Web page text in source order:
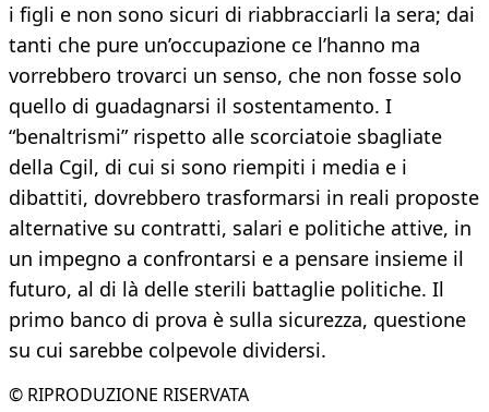
i figli e non sono sicuri di riabbracciarli la sera; dai
tanti che pure un’occupazione ce l’hanno ma
vorrebbero trovarci un senso, che non fosse solo
quello di guadagnarsi il sostentamento. I
“benaltrismi” rispetto alle scorciatoie sbagliate
della Cgil, di cui si sono riempiti i media e i
dibattiti, dovrebbero trasformarsi in reali proposte
alternative su contratti, salari e politiche attive, in
un impegno a confrontarsi e a pensare insieme il
futuro, al di là delle sterili battaglie politiche. Il
primo banco di prova è sulla sicurezza, questione
su cui sarebbe colpevole dividersi.
© RIPRODUZIONE RISERVATA